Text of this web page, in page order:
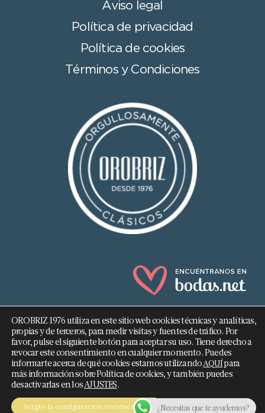
Aviso legal
Política de privacidad
Política de cookies
Términos y Condiciones
682 293 876
info@orobriz.es
OROBRIZ 1976 - 2026 ©
OROBRIZ 1976 utiliza en este sitio web cookies técnicas y analíticas,
propias y de terceros, para medir visitas y fuentes de tráfico. Por
favor, pulse el siguiente botón para aceptar su uso. Tiene derecho a
revocar este consentimiento en cualquier momento. Puedes
informarte acerca de qué cookies estamos utilizandoAQUÍpara
más información sobre Política de cookies, y también puedes
desactivarlas en losAJUSTES.
Acepto la configuración recomendada ¿Necesitas que te ayudemos?